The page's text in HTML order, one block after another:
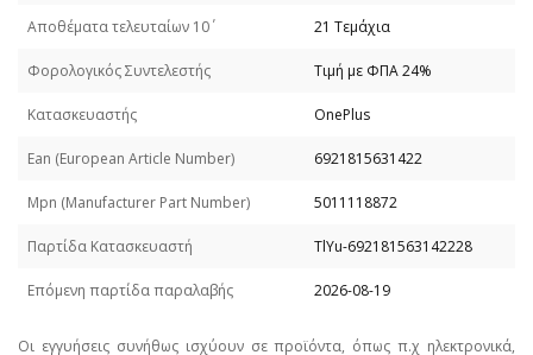
Απoθέματα τελευταίων 10΄ 21 Τεμάχια
Φορολογικός Συντελεστής Τιμή με ΦΠΑ 24%
Κατασκευαστής OnePlus
Εan (European Article Number) 6921815631422
Mpn (Manufacturer Part Number) 5011118872
Παρτίδα Κατασκευαστή TlYu-692181563142228
Επόμενη παρτίδα παραλαβής 2026-08-19
Οι εγγυήσεις συνήθως ισχύουν σε προϊόντα, όπως π.χ ηλεκτρονικά,